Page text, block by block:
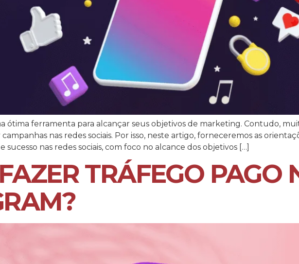
ótima ferramenta para alcançar seus objetivos de marketing. Contudo,
nas redes sociais. Por isso, neste artigo, forneceremos as
sucesso nas redes sociais, com foco no alcance dos objetivos […]
TRÁFEGO PAGO